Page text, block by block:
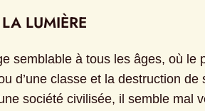
LUMIÈRE
semblable à tous les âges, où le
d’une classe et la destruction
société civilisée, il semble mal